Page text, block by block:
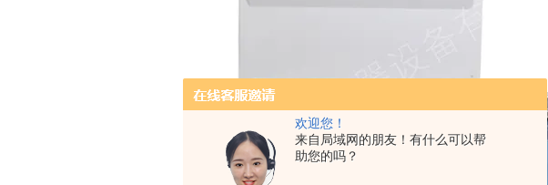
欢迎您！
来自局域网的朋友！有什么可以帮
助您的吗？